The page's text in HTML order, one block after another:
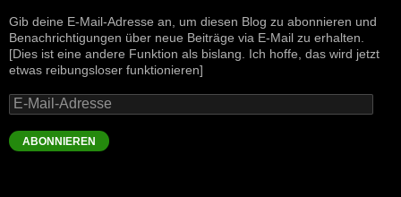
Gib deine E-Mail-Adresse an, um diesen Blog zu abonnieren und
Benachrichtigungen über neue Beiträge via E-Mail zu erhalten.
[Dies ist eine andere Funktion als bislang. Ich hoffe, das wird jetzt
etwas reibungsloser funktionieren]
E-
Mail-
Adresse
ABONNIEREN